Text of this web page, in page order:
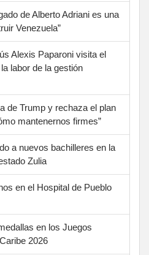
de Alberto Adriani es una
Venezuela”
Alexis Paparoni visita el
labor de la gestión
de Trump y rechaza el plan
mantenernos firmes”
a nuevos bachilleres en la
Zulia
en el Hospital de Pueblo
en los Juegos
2026